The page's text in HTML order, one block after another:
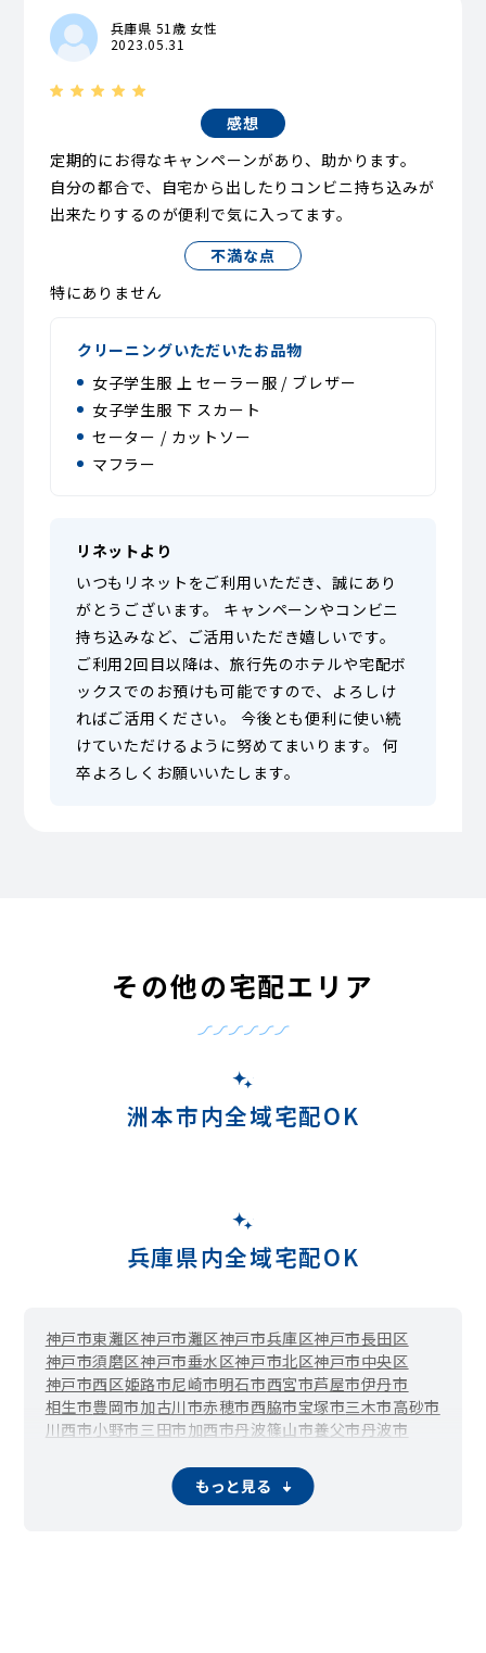
兵庫県 51歳 女性
2023.05.31
感想
定期的にお得なキャンペーンがあり、助かります。
自分の都合で、自宅から出したりコンビニ持ち込みが
出来たりするのが便利で気に入ってます。
不満な点
特にありません
クリーニングいただいたお品物
女子学生服 上 セーラー服 / ブレザー
女子学生服 下 スカート
セーター / カットソー
マフラー
リネットより
いつもリネットをご利用いただき、誠にあり
がとうございます。 キャンペーンやコンビニ
持ち込みなど、ご活用いただき嬉しいです。
ご利用2回目以降は、旅行先のホテルや宅配ボ
ックスでのお預けも可能ですので、よろしけ
ればご活用ください。 今後とも便利に使い続
けていただけるように努めてまいります。 何
卒よろしくお願いいたします。
その他の宅配エリア
洲本市内全域宅配OK
兵庫県内全域宅配OK
神戸市東灘区神戸市灘区神戸市兵庫区神戸市長田区
神戸市須磨区神戸市垂水区神戸市北区神戸市中央区
神戸市西区姫路市尼崎市明石市西宮市芦屋市伊丹市
相生市豊岡市加古川市赤穂市西脇市宝塚市三木市高砂市
川西市小野市 三田市加西市丹波篠山市養父市丹波市
播磨町市川町福崎町神河町
新温泉町
もっと見る